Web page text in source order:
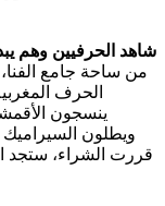
شاهد الحرفيين وهم
من ساحة جامع
الحرف
ينسجون
ويطلون السيراميك
قررت الشراء، ستجد